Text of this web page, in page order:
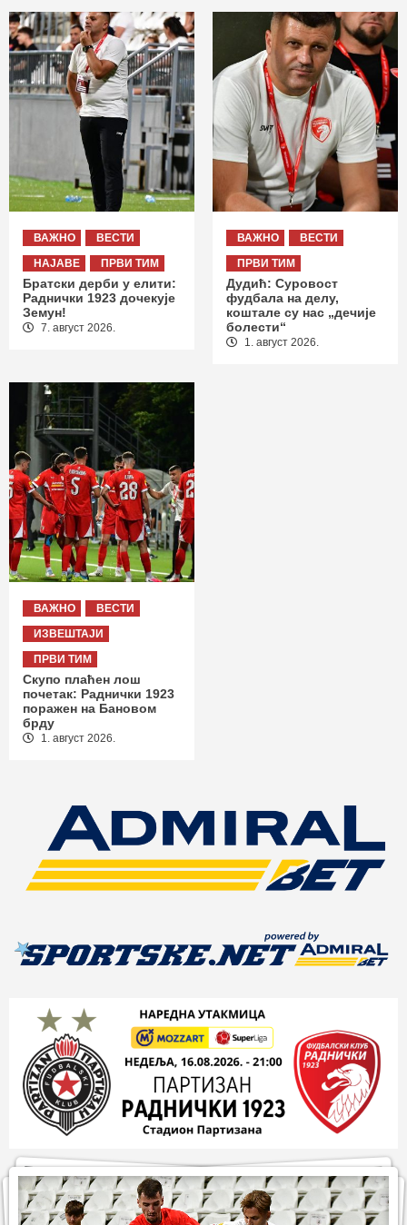
ВАЖНО
ВЕСТИ
НАЈАВЕ
ПРВИ ТИМ
Братски дерби у елити:
Раднички 1923 дочекује
Земун!
7. август 2026.
ВАЖНО
ВЕСТИ
ПРВИ ТИМ
Дудић: Суровост
фудбала на делу,
коштале су нас „дечије
болести“
1. август 2026.
ВАЖНО
ВЕСТИ
ИЗВЕШТАЈИ
ПРВИ ТИМ
Скупо плаћен лош
почетак: Раднички 1923
поражен на Бановом
брду
1. август 2026.